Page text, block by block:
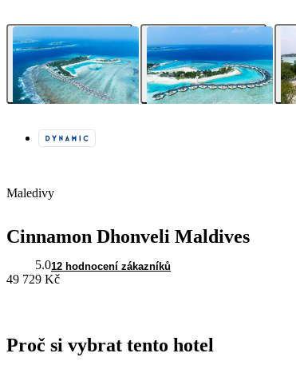
Maledivy
Cinnamon Dhonveli Maldives
5.012 hodnocení zákazníků
49 729 Kč
Proč si vybrat tento hotel